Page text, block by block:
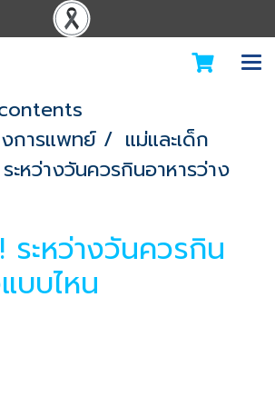
การแพทย์
แม่และเด็ก
ะหว่างวันควรกินอาหารว่าง
ระหว่างวันควรกิน
บบไหน